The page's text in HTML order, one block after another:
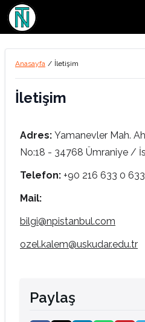
Anasayfa / İletişim
İletişim
Adres: Yamanevler Mah.
No:18 - 34768 Ümraniye /
Telefon: +90 216 633 0 633
Mail:
bilgi@npistanbul.com
ozel.kalem@uskudar.edu.tr
Paylaş